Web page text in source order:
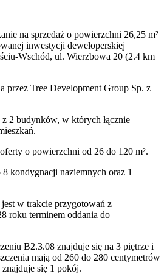
na sprzedaż o powierzchni 26,25 m²
inwestycji deweloperskiej
Wschód, ul. Wierzbowa 20 (2.4 km
przez Tree Development Group Sp. z
z 2 budynków, w których łącznie
o powierzchni od 26 do 120 m².
kondygnacji naziemnych oraz 1
w trakcie przygotowań z
roku terminem oddania do
B2.3.08 znajduje się na 3 piętrze i
mają od 260 do 280 centymetrów
znajduje się 1 pokój.